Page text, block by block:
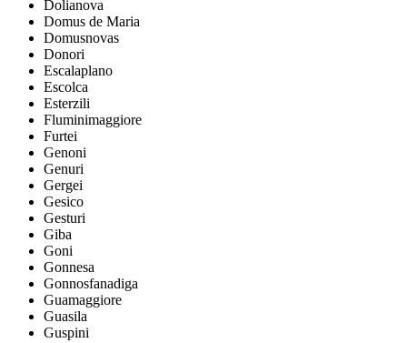
Dolianova
Domus de Maria
Domusnovas
Donori
Escalaplano
Escolca
Esterzili
Fluminimaggiore
Furtei
Genoni
Genuri
Gergei
Gesico
Gesturi
Giba
Goni
Gonnesa
Gonnosfanadiga
Guamaggiore
Guasila
Guspini